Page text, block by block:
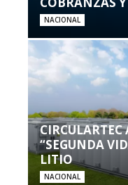
NACIONAL
CIRCULARTEC
“SEGUNDA
LITIO
NACIONAL